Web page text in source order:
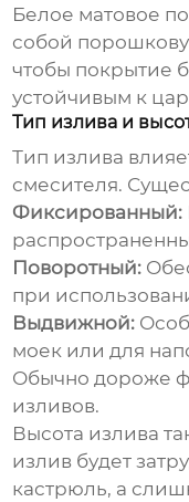
Белое матовое
собой
чтобы покрытие
устойчивым к
Тип излива и
Тип излива
смесителя.
Фиксированный:
Поворотный:
при
Выдвижной:
моек или для
Обычно дороже
изливов.
Высота излива
излив будет
кастрюль, а